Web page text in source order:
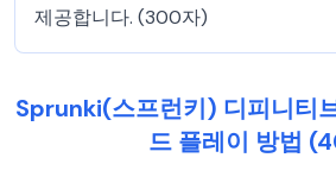
제공합니다. (300자)
Sprunki(스프런키) 디피니티
드 플레이 방법